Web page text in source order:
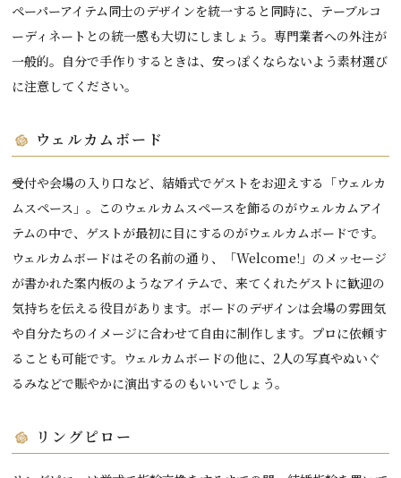
ペーパーアイテム同士のデザインを統一すると同時に、テーブルコ
ーディネートとの統一感も大切にしましょう。専門業者への外注が
一般的。自分で手作りするときは、安っぽくならないよう素材選び
に注意してください。
ウェルカムボード
受付や会場の入り口など、結婚式でゲストをお迎えする「ウェルカ
ムスペース」。このウェルカムスペースを飾るのがウェルカムアイ
テムの中で、ゲストが最初に目にするのがウェルカムボードです。
ウェルカムボードはその名前の通り、「Welcome!」のメッセージ
が書かれた案内板のようなアイテムで、来てくれたゲストに歓迎の
気持ちを伝える役目があります。ボードのデザインは会場の雰囲気
や自分たちのイメージに合わせて自由に制作します。プロに依頼す
ることも可能です。ウェルカムボードの他に、2人の写真やぬいぐ
るみなどで賑やかに演出するのもいいでしょう。
リングピロー